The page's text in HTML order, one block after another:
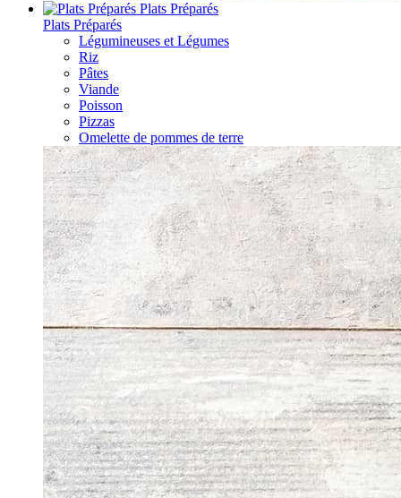
Plats Préparés
Plats Préparés
Légumineuses et Légumes
Riz
Pâtes
Viande
Poisson
Pizzas
Omelette de pommes de terre